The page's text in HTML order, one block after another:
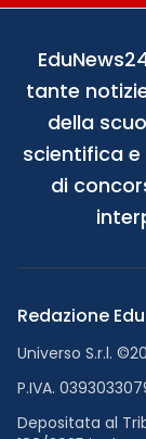
tante
della
scientifica e
di
Redazione
Universo S.r.l.
P.IVA.
Depositata al